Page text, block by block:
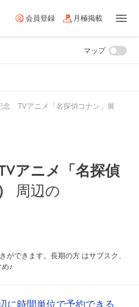
会員登録 月極掲載
マップ
念 TVアニメ「名探偵コナン」展
アニメ「名探偵
周辺の
ができます。長期の方 はサブスク、
♪
に時間単位で予約できる